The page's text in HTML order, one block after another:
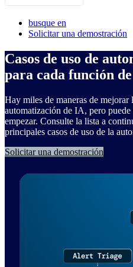
English
Français
Português
busque en
Solicitar una demostración
Casos de uso de
para cada función
Hay miles de maneras de
automatización de IA, pero
empezar. Consulte la lista a
principales casos de uso de la
Solicitar una demostración